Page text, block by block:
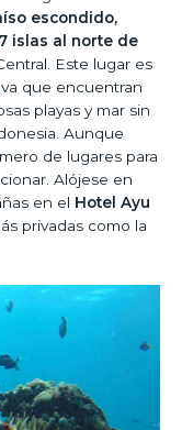
escondido,
islas al norte de
Este lugar es
que encuentran
playas y mar sin
Aunque
de lugares para
Alójese en
en el Hotel Ayu
privadas como la